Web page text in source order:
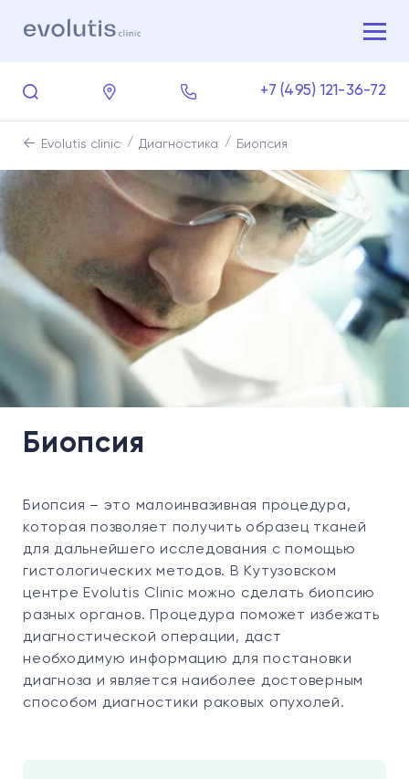
+7 (495) 121-36-72
Evolutis clinic Диагностика Биопсия
Биопсия
Биопсия – это малоинвазивная процедура,
которая позволяет получить образец тканей
для дальнейшего исследования с помощью
гистологических методов. В Кутузовском
центре Evolutis Clinic можно сделать биопсию
разных органов. Процедура поможет избежать
диагностической операции, даст
необходимую информацию для постановки
диагноза и является наиболее достоверным
способом диагностики раковых опухолей.